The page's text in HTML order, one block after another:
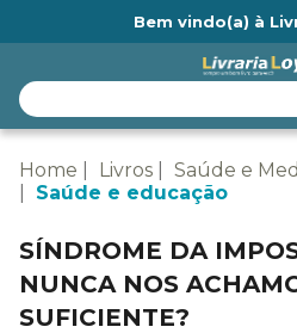
Bem vindo(a) à
Home Livros
Saúde e
Saúde e educação
SÍNDROME DA
NUNCA NOS
SUFICIENTE?